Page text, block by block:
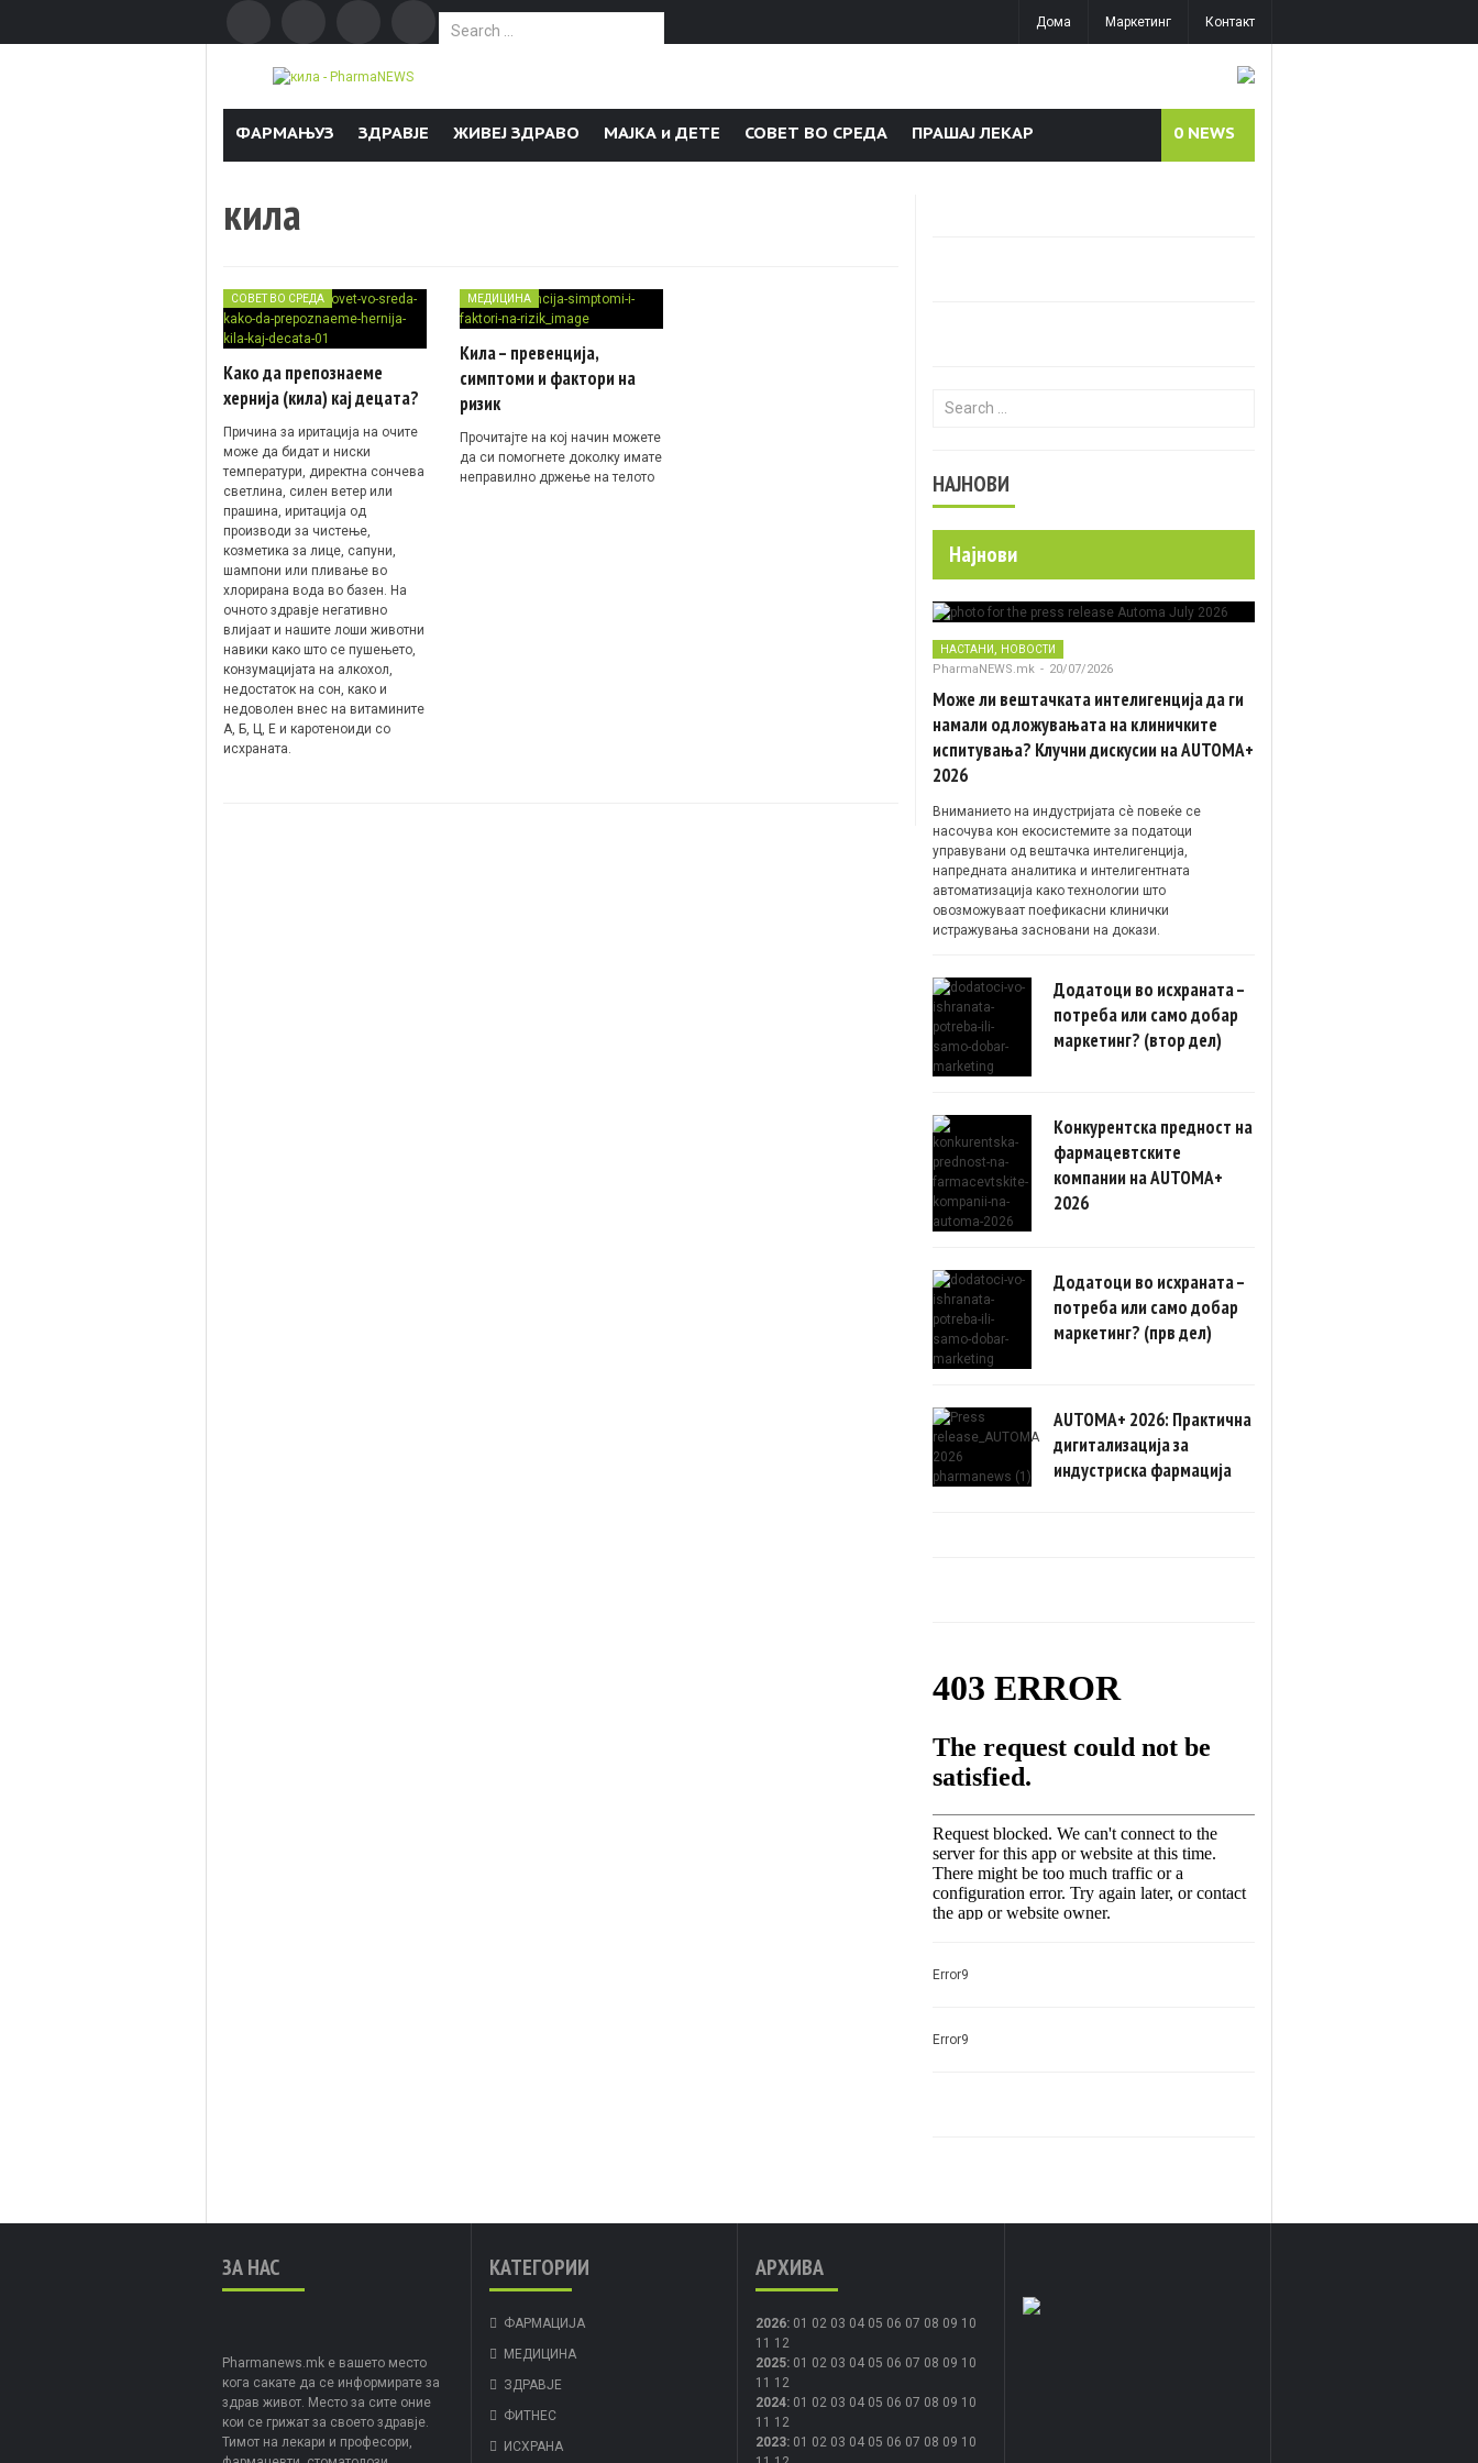
Search for:
Дома Маркетинг Контакт
ФАРМАЊУЗ ЗДРАВЈЕ ЖИВЕЈ ЗДРАВО МАЈКА и ДЕТЕ СОВЕТ ВО СРЕДА ПРАШАЈ ЛЕКАР 0 NEWS
кила
СОВЕТ ВО СРЕДА
Како да препознаеме
хернија (кила) кај децата?
Причина за иритација на очите
може да бидат и ниски
температури, директна сончева
светлина, силен ветер или
прашина, иритација од
производи за чистење,
козметика за лице, сапуни,
шампони или пливање во
хлорирана вода во базен. На
очното здравје негативно
влијаат и нашите лоши животни
навики како што се пушењето,
конзумацијата на алкохол,
недостаток на сон, како и
недоволен внес на витамините
А, Б, Ц, Е и каротеноиди со
исхраната.
МЕДИЦИНА
Кила – превенција,
симптоми и фактори на
ризик
Прочитајте на кој начин можете
да си помогнете доколку имате
неправилно држење на телото
Search for:
НАЈНОВИ
Најнови
НАСТАНИ НОВОСТИ
PharmaNEWS.mk - 20/07/2026
Може ли вештачката интелигенција да ги
намали одложувањата на клиничките
испитувања? Клучни дискусии на AUTOMA+
2026
Вниманието на индустријата сè повеќе се
насочува кон екосистемите за податоци
управувани од вештачка интелигенција,
напредната аналитика и интелигентната
автоматизација како технологии што
овозможуваат поефикасни клинички
истражувања засновани на докази.
Додатоци во исхраната –
потреба или само добар
маркетинг? (втор дел)
Конкурентска предност на
фармацевтските
компании на AUTOMA+
2026
Додатоци во исхраната –
потреба или само добар
маркетинг? (прв дел)
AUTOMA+ 2026: Практична
дигитализација за
индустриска фармација
Error9
Error9
ЗА НАС
Pharmanews.mk е вашето место
кога сакате да се информирате за
здрав живот. Место за сите оние
кои се грижат за своето здравје.
Тимот на лекари и професори,
КАТЕГОРИИ
ФАРМАЦИЈА
МЕДИЦИНА
ЗДРАВЈЕ
ФИТНЕС
ИСХРАНА
АРХИВА
2026: 01 02 03 04 05 06 07 08 09 10
11 12
2025: 01 02 03 04 05 06 07 08 09 10
11 12
2024: 01 02 03 04 05 06 07 08 09 10
11 12
2023: 01 02 03 04 05 06 07 08 09 10